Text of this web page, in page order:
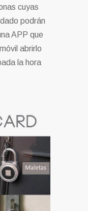
cuyas
podrán
APP que
abrirlo
la hora